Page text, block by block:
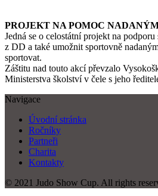
PROJEKT NA POMOC
Jedná se o celostátní projekt na
z DD a také umožnit sportovně
sportovat.
Záštitu nad touto akcí převzalo
Ministerstva školství v čele s jeho
Navigace
Úvodní stránka
Ročníky
Partneři
Charita
Kontakty
© 2021 Judo Show Cup. All rights